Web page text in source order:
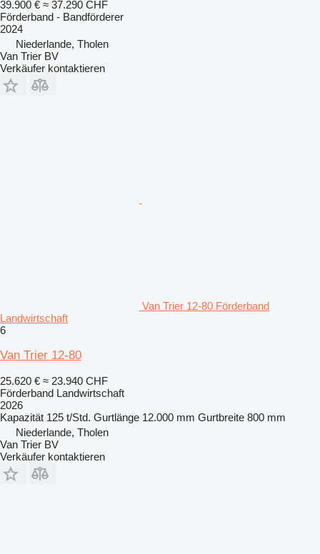
39.900 € ≈ 37.290 CHF
Förderband - Bandförderer
2024
Niederlande, Tholen
Van Trier BV
Verkäufer kontaktieren
Van Trier 12-80 Förderband
Landwirtschaft
6
Van Trier 12-80
25.620 € ≈ 23.940 CHF
Förderband Landwirtschaft
2026
Kapazität 125 t/Std. Gurtlänge 12.000 mm Gurtbreite 800 mm
Niederlande, Tholen
Van Trier BV
Verkäufer kontaktieren